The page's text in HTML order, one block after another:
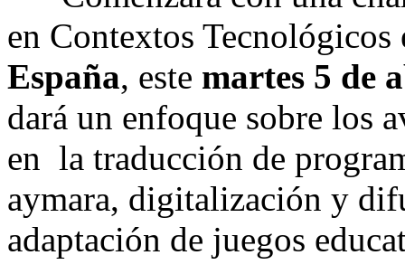
en Contextos
España, este martes 5
dará un enfoque sobre los
en la traducción de
aymara, digitalización y
adaptación de juegos